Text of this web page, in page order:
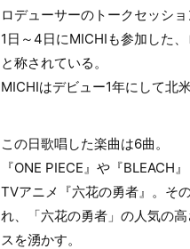
ロデューサーのトークセッシ
1日～4日にMICHIも参加した
と称されている。
MICHIはデビュー1年にして北
この日歌唱した楽曲は6曲。
『ONE PIECE』や『
TVアニメ『六花の勇者』。そ
れ、「六花の勇者」の人気の
スを湧かす。